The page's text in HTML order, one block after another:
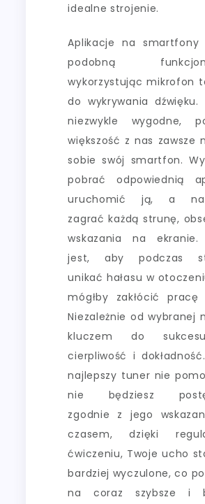
idealne strojenie.
Aplikacje na smartfony
podobną
wykorzystując mikrofon
do wykrywania dźwięku.
niezwykle wygodne,
większość z nas zawsze
sobie swój smartfon.
pobrać odpowiednią
uruchomić ją, a
zagrać każdą strunę,
wskazania na ekranie.
jest, aby podczas
unikać hałasu w
mógłby zakłócić pracę
Niezależnie od wybranej
kluczem do
cierpliwość i
najlepszy tuner nie
nie będziesz
zgodnie z jego
czasem, dzięki
ćwiczeniu, Twoje ucho
bardziej wyczulone, co
na coraz szybsze i